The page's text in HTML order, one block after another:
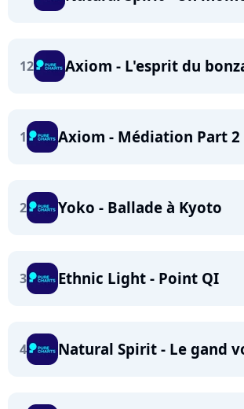
12 Axiom - L'esprit du
1 Axiom - Médiation Part 2
2 Yoko - Ballade à Kyoto
3 Ethnic Light - Point QI
4 Natural Spirit - Le gand